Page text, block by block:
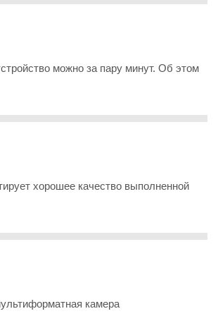
можно за пару минут. Об этом
хорошее качество выполненной
камера